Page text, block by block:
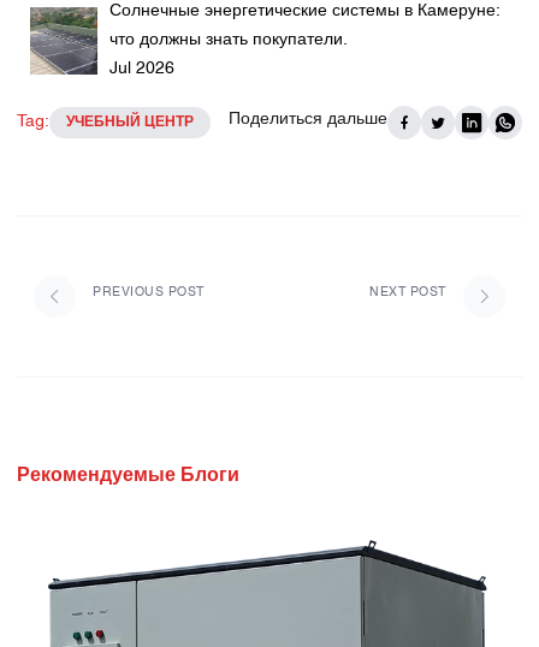
Солнечные энергетические системы в Камеруне:
что должны знать покупатели.
Jul 2026
Tag: УЧЕБНЫЙ ЦЕНТР Поделиться дальше
PREVIOUS POST NEXT POST
Рекомендуемые Блоги